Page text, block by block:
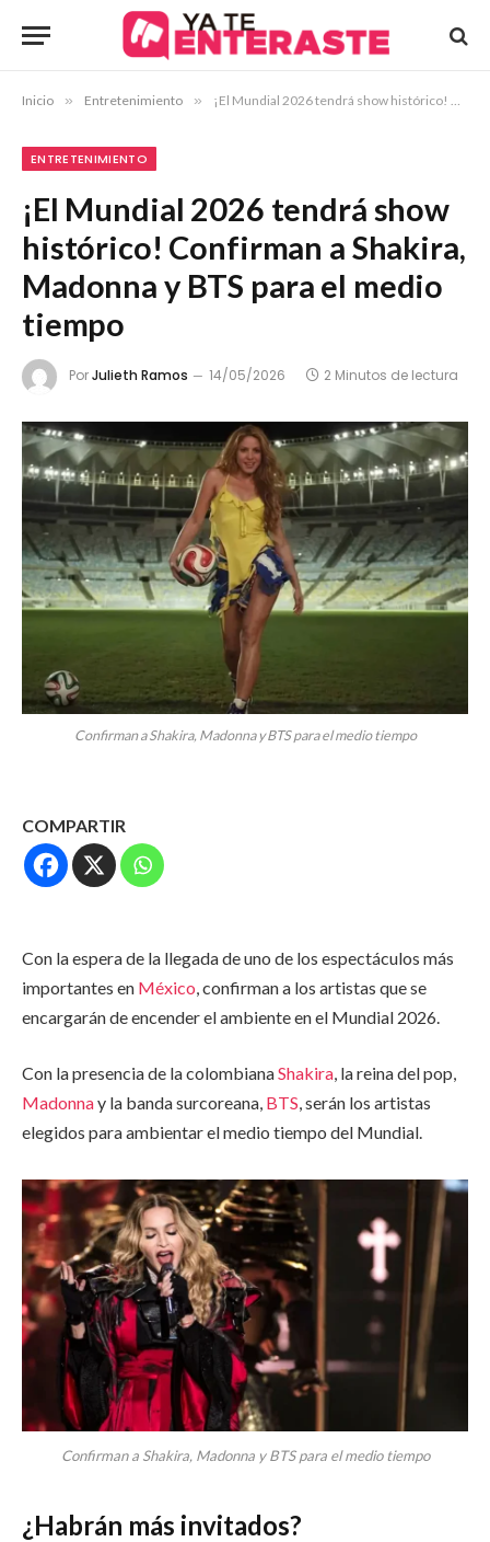
Inicio » Entretenimiento » ¡El Mundial 2026 tendrá show histórico! Confirman a Shakira, Madonna y BTS para el medio tiempo
ENTRETENIMIENTO
¡El Mundial 2026 tendrá show
histórico! Confirman a Shakira,
Madonna y BTS para el medio
tiempo
PorJulieth Ramos 14/05/2026 2 Minutos de lectura
Confirman a Shakira, Madonna y BTS para el medio tiempo
COMPARTIR
Con la espera de la llegada de uno de los espectáculos más
importantes en México, confirman a los artistas que se
encargarán de encender el ambiente en el Mundial 2026.
Con la presencia de la colombianaShakira, la reina del pop,
Madonnay la banda surcoreana, BTS, serán los artistas
elegidos para ambientar el medio tiempo del Mundial.
Confirman a Shakira, Madonna y BTS para el medio tiempo
¿Habrán más invitados?